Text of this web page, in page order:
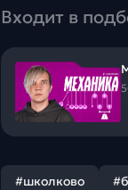
Входит в
#школково